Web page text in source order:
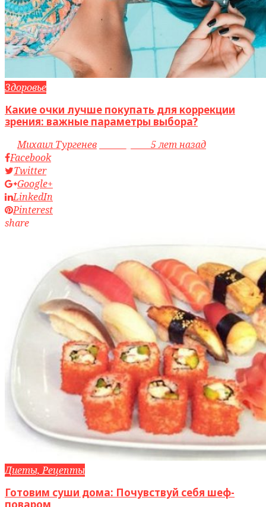
Здоровье
Какие очки лучше покупать для коррекции
зрения: важные параметры выбора?
byМихаил Тургенев
5 лет назад
Facebook
Twitter
Google+
LinkedIn
Pinterest
share
Диеты, Рецепты
Готовим суши дома: Почувствуй себя шеф-